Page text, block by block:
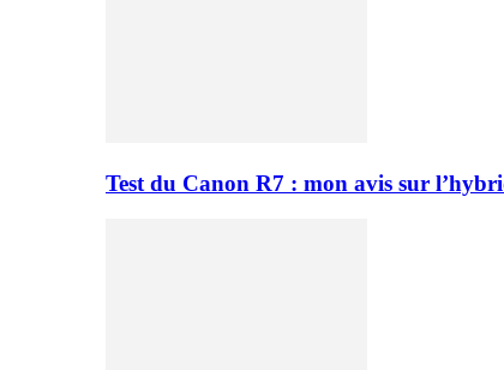
Test du Canon R7 : mon avis sur